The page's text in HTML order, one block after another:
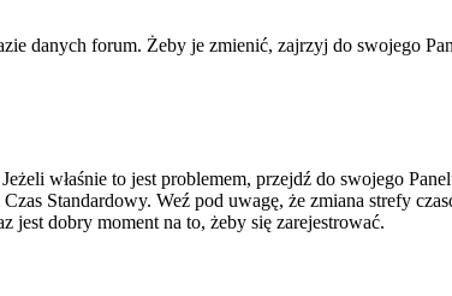
danych forum. Żeby je zmienić, zajrzyj do swojego
właśnie to jest problemem, przejdź do swojego
Standardowy. Weź pod uwagę, że zmiana strefy
jest dobry moment na to, żeby się zarejestrować.